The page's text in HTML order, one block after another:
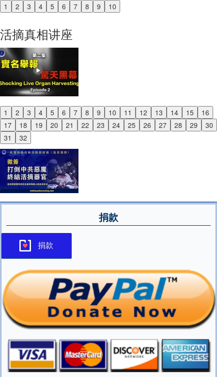
1 2 3 4 5 6 7 8 9 10
Previous
活摘真相讲座
1 2 3 4 5 6 7 8 9 10 11 12 13 14 15
16
17
18 19 20 21 22 23 24 25 26 27 28 29
30
31
32
Previous
Next
捐款
捐款